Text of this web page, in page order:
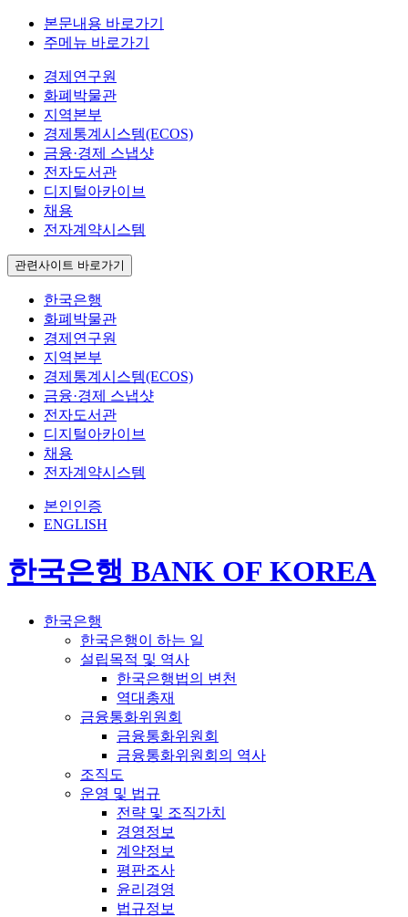
본문내용 바로가기
주메뉴 바로가기
경제연구원
화폐박물관
지역본부
경제통계시스템(ECOS)
금융·경제 스냅샷
전자도서관
디지털아카이브
채용
전자계약시스템
관련사이트 바로가기
한국은행
화폐박물관
경제연구원
지역본부
경제통계시스템(ECOS)
금융·경제 스냅샷
전자도서관
디지털아카이브
채용
전자계약시스템
본인인증
ENGLISH
한국은행 BANK OF KOREA
한국은행
한국은행이 하는 일
설립목적 및 역사
한국은행법의 변천
역대총재
금융통화위원회
금융통화위원회
금융통화위원회의 역사
조직도
운영 및 법규
전략 및 조직가치
경영정보
계약정보
평판조사
윤리경영
법규정보